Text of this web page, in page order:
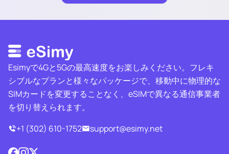
Esimyで4Gと5Gの最高速度をお楽しみください。フレキ
シブルなプランと様々なパッケージで、移動中に物理的な
SIMカードを変更することなく、eSIMで異なる通信事業者
を切り替えられます。
+1 (302) 610-1752
support@esimy.net